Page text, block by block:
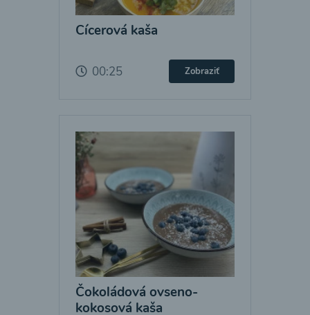
Cícerová kaša
00:25 Zobraziť
Čokoládová ovseno-
kokosová kaša